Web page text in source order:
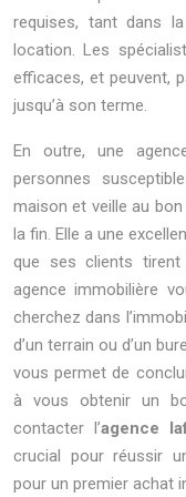
requises, tant dans
location. Les
efficaces, et peuvent,
jusqu’à son terme.
En outre, une
personnes
maison et veille au
la fin. Elle a une
que ses clients
agence immobilière
cherchez dans
d’un terrain ou d’un
vous permet de
à vous obtenir un
contacter l’agence
crucial pour réussir
pour un premier achat